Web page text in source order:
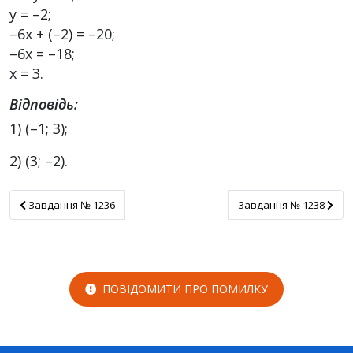
у = –2;
–6х + (–2) = –20;
–6х = –18;
х = 3.
Відповідь:
1) (–1; 3);
2) (3; –2).
Завдання № 1236
Завдання № 1236 Завдання № 1238
Завдання № 1238
ПОВІДОМИТИ ПРО ПОМИЛКУ